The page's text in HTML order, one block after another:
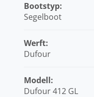
Bootstyp:
Segelboot
Werft:
Dufour
Modell:
Dufour 412 GL